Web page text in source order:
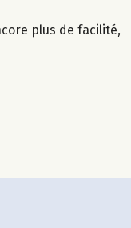
plus de facilité,